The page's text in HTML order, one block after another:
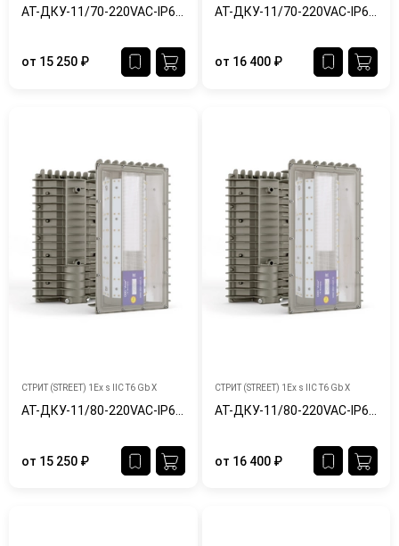
от 15 250 ₽ от 16 400 ₽
СТРИТ (STREET) 1Ex s IIC T6 Gb X
АТ-ДКУ-11/80-220VAC-IP65/67-Ex
от 15 250 ₽
СТРИТ (STREET) 1Ex s IIC T6 Gb X
АТ-ДКУ-11/80-220VAC-IP65/67-Ex-Ш
от 16 400 ₽